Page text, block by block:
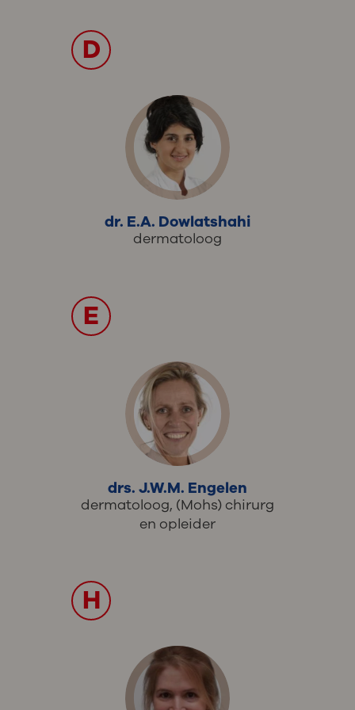
D
dr. E.A. Dowlatshahi
dermatoloog
E
drs. J.W.M. Engelen
dermatoloog, (Mohs) chirurg
en opleider
H